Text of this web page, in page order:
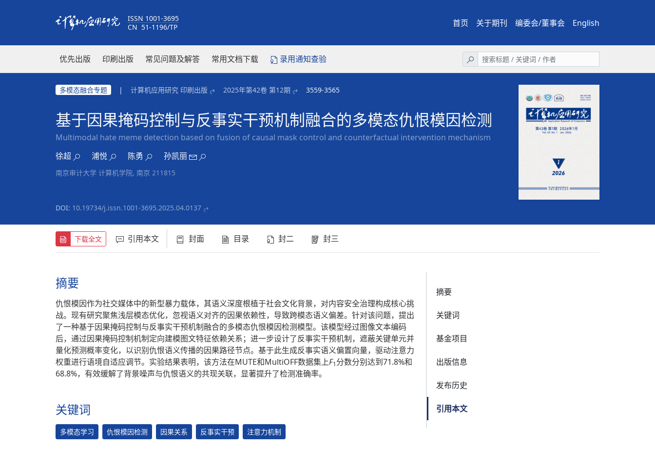
ISSN 1001-3695
CN 51-1196/TP
首页 关于期刊 编委会/董事会 English
优先出版 印刷出版 常见问题及解答 常用文档下载 录用通知查验
多模态融合专题 | 计算机应用研究 印刷出版 2025年第42卷 第12期 3559-3565
基于因果掩码控制与反事实干预机制融合的多模态仇恨模因检测
Multimodal hate meme detection based on fusion of causal mask control and counterfactual intervention mechanism
徐超
浦悦 陈勇 孙凯丽
南京审计大学 计算机学院, 南京 211815
DOI: 10.19734/j.issn.1001-3695.2025.04.0137
下载全文 引用本文 封面 目录 封二 封三
摘要
仇恨模因作为社交媒体中的新型暴力载体，其语义深度根植于社会文化背景，对内容安全治理构成核心挑
战。现有研究聚焦浅层模态优化，忽视语义对齐的因果依赖性，导致跨模态语义偏差。针对该问题，提出
了一种基于因果掩码控制与反事实干预机制融合的多模态仇恨模因检测模型。该模型经过图像文本编码
后，通过因果掩码控制机制定向建模图文特征依赖关系；进一步设计了反事实干预机制，遮蔽关键单元并
量化预测概率变化，以识别仇恨语义传播的因果路径节点。基于此生成反事实语义偏置向量，驱动注意力
权重进行语境自适应调节。实验结果表明，该方法在MUTE和MultiOFF数据集上F1分数分别达到71.8%和
68.8%，有效缓解了背景噪声与仇恨语义的共现关联，显著提升了检测准确率。
关键词
多模态学习 仇恨模因检测 因果关系 反事实干预 注意力机制
摘要
关键词
基金项目
出版信息
发布历史
引用本文